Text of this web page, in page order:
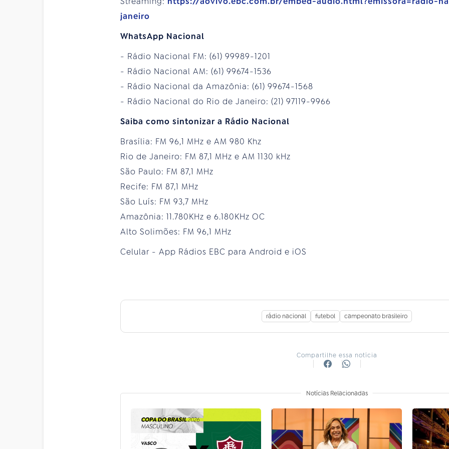
janeiro
WhatsApp Nacional
- Rádio Nacional FM: (61) 99989-1201
- Rádio Nacional AM: (61) 99674-1536
- Rádio Nacional da Amazônia: (61) 99674-1568
- Rádio Nacional do Rio de Janeiro: (21) 97119-9966
Saiba como sintonizar a Rádio Nacional
Brasília: FM 96,1 MHz e AM 980 Khz
Rio de Janeiro: FM 87,1 MHz e AM 1130 kHz
São Paulo: FM 87,1 MHz
Recife: FM 87,1 MHz
São Luís: FM 93,7 MHz
Amazônia: 11.780KHz e 6.180KHz OC
Alto Solimões: FM 96,1 MHz
Celular - App Rádios EBC para Android e iOS
rádio nacional futebol campeonato brasileiro
Compartilhe essa notícia
Notícias Relacionadas